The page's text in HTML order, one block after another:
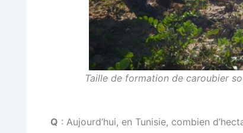
Taille de formation de caroubier
Q : Aujourd’hui, en Tunisie, combien